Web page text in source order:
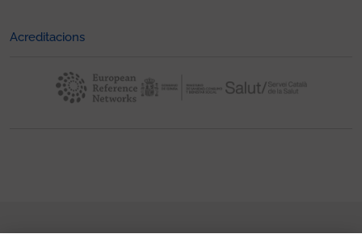
Acreditacions